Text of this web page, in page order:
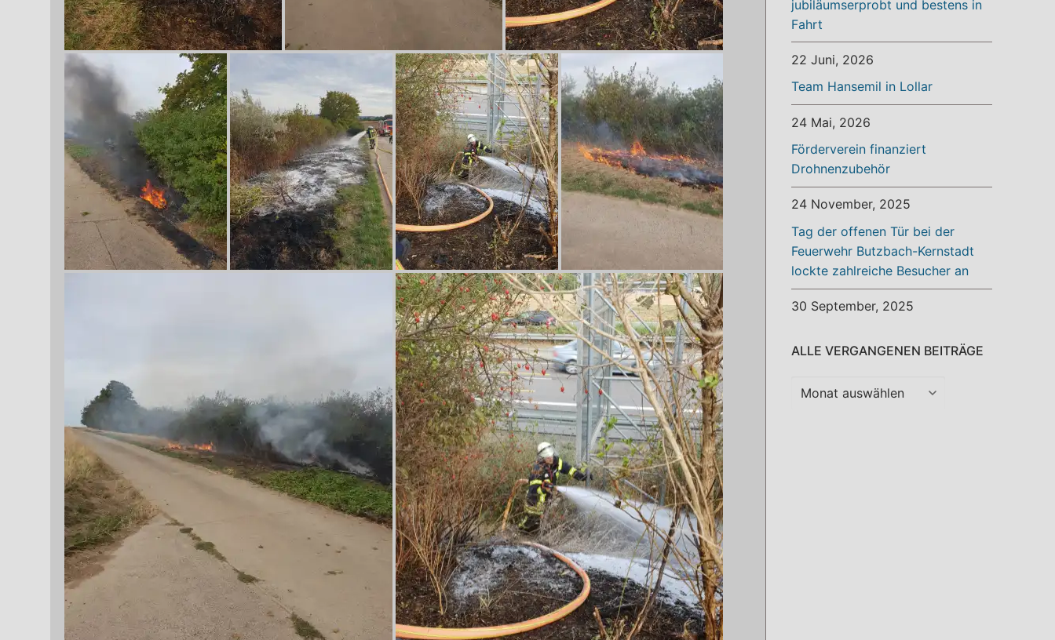
jubiläumserprobt und bestens in
Fahrt
22 Juni, 2026
Team Hansemil in Lollar
24 Mai, 2026
Förderverein finanziert
Drohnenzubehör
24 November, 2025
Tag der offenen Tür bei der
Feuerwehr Butzbach-Kernstadt
lockte zahlreiche Besucher an
30 September, 2025
ALLE VERGANGENEN BEITRÄGE
Alle